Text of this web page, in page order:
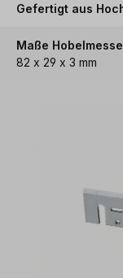
Gefertigt aus
Maße
82 x 29 x 3 mm